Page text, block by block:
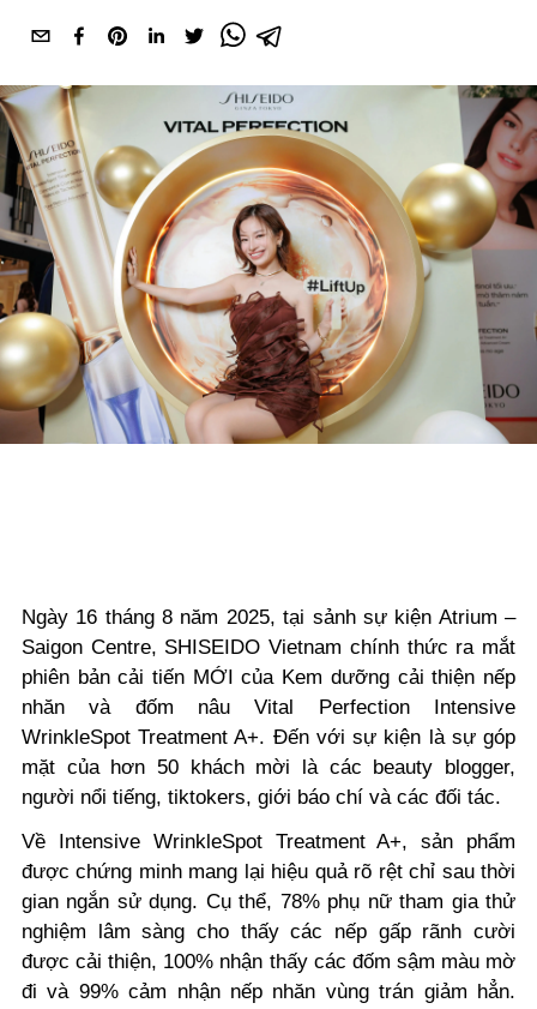
Ngày 16 tháng 8 năm 2025, tại sảnh sự kiện Atrium –
Saigon Centre, SHISEIDO Vietnam chính thức ra mắt
phiên bản cải tiến MỚI của Kem dưỡng cải thiện nếp
nhăn và đốm nâu Vital Perfection Intensive
WrinkleSpot Treatment A+. Đến với sự kiện là sự góp
mặt của hơn 50 khách mời là các beauty blogger,
người nổi tiếng, tiktokers, giới báo chí và các đối tác.
Về Intensive WrinkleSpot Treatment A+, sản phẩm
được chứng minh mang lại hiệu quả rõ rệt chỉ sau thời
gian ngắn sử dụng. Cụ thể, 78% phụ nữ tham gia thử
nghiệm lâm sàng cho thấy các nếp gấp rãnh cười
được cải thiện, 100% nhận thấy các đốm sậm màu mờ
đi và 99% cảm nhận nếp nhăn vùng trán giảm hẳn.